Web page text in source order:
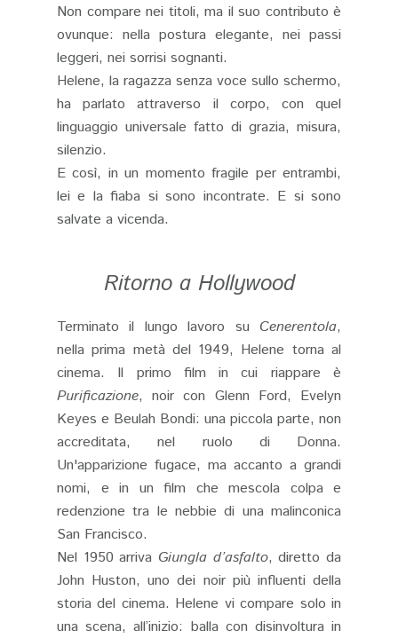
Non compare nei titoli, ma il suo contributo è
ovunque: nella postura elegante, nei passi
leggeri, nei sorrisi sognanti.
Helene, la ragazza senza voce sullo schermo,
ha parlato attraverso il corpo, con quel
linguaggio universale fatto di grazia, misura,
silenzio.
E così, in un momento fragile per entrambi,
lei e la fiaba si sono incontrate. E si sono
salvate a vicenda.
Ritorno a Hollywood
Terminato il lungo lavoro su Cenerentola,
nella prima metà del 1949, Helene torna al
cinema. Il primo film in cui riappare è
Purificazione, noir con Glenn Ford, Evelyn
Keyes e Beulah Bondi: una piccola parte, non
accreditata, nel ruolo di Donna.
Un'apparizione fugace, ma accanto a grandi
nomi, e in un film che mescola colpa e
redenzione tra le nebbie di una malinconica
San Francisco.
Nel 1950 arriva Giungla d’asfalto, diretto da
John Huston, uno dei noir più influenti della
storia del cinema. Helene vi compare solo in
una scena, all’inizio: balla con disinvoltura in